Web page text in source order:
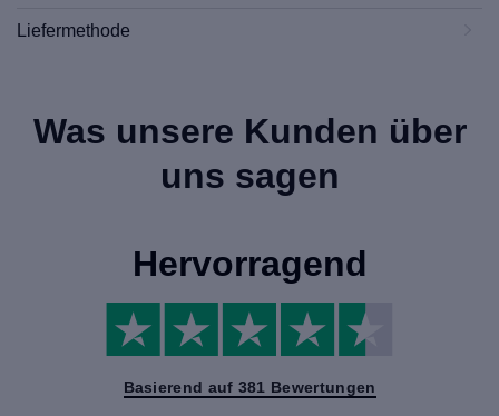
Liefermethode
Was unsere Kunden über
uns sagen
Hervorragend
Basierend auf 381 Bewertungen